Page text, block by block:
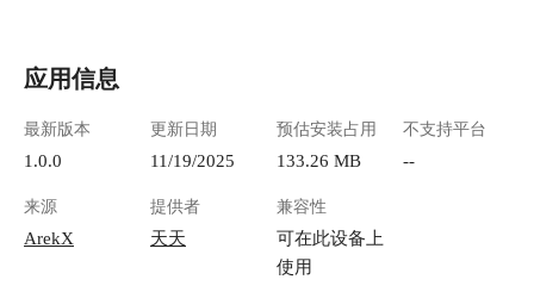
应用信息
最新版本
1.0.0
更新日期
11/19/2025
预估安装占用
133.26 MB
不支持平台
--
来源
ArekX
提供者
天天
兼容性
可在此设备上
使用